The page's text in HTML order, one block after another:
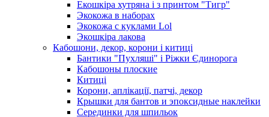
Екошкіра хутряна і з принтом "Тигр"
Экокожа в наборах
Экокожа с куклами Lol
Экошкiра лакова
Кабошони, декор, корони і китиці
Бантики "Пухляші" і Ріжки Єдинорога
Кабошоны плоские
Китиці
Корони, аплікації, патчі, декор
Крышки для бантов и эпоксидные наклейки
Серединки для шпильок